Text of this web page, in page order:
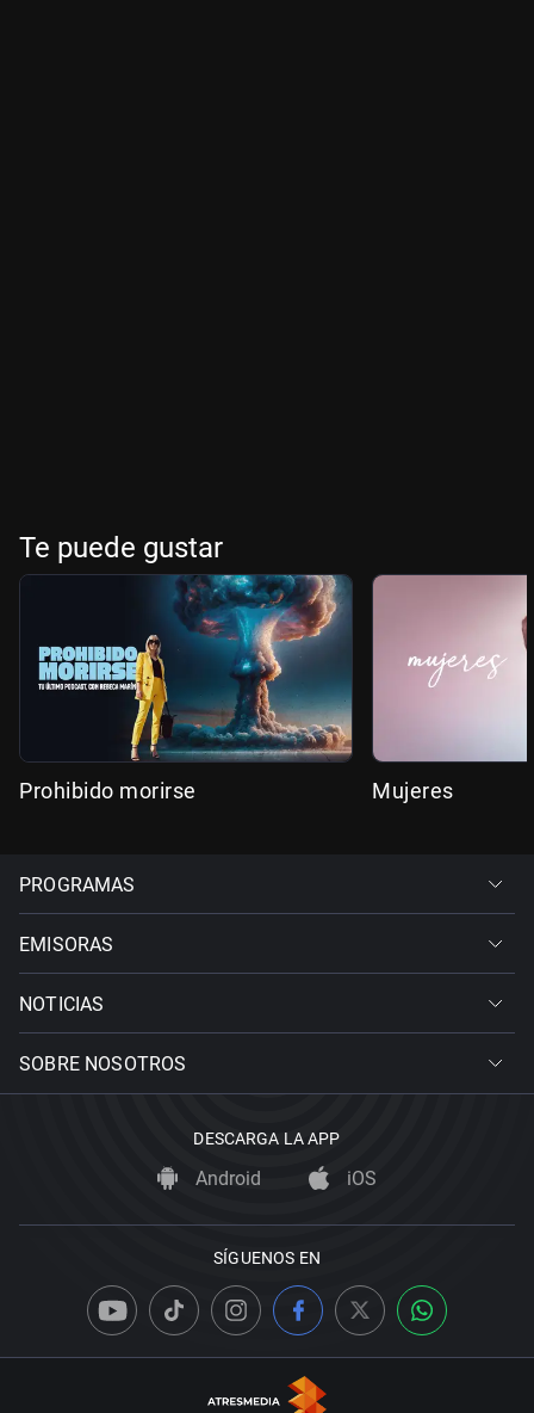
Te puede gustar
Prohibido morirse Mujeres
PROGRAMAS
EMISORAS
NOTICIAS
SOBRE NOSOTROS
DESCARGA LA APP
Android iOS
SÍGUENOS EN